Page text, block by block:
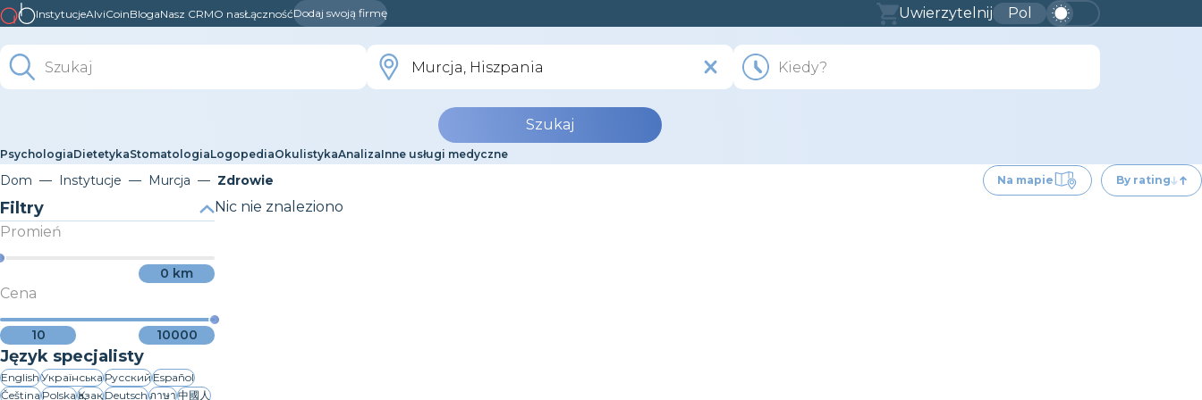
InstytucjeAlviCoinBlogaNasz CRMO nasŁącznośćDodaj swoją firmę Uwierzytelnij Pol
Szukaj
PsychologiaDietetykaStomatologiaLogopediaOkulistykaAnalizaInne usługi medyczne
Dom Instytucje Murcja Zdrowie Na mapie By rating
Filtry
Promień
0 km
Cena
10 10000
Język specjalisty
EnglishУкраїнськаРусскийEspañol
ČeštinaPolskaҚазақDeutschภาษา中國人
Nic nie znaleziono